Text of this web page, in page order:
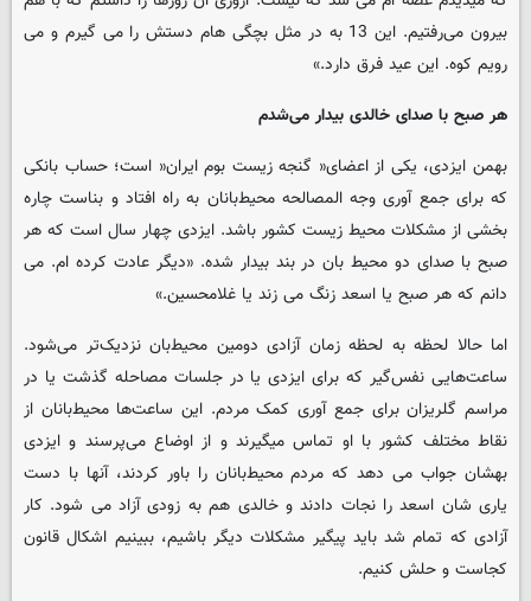
بیرون می‌رفتیم. این 13 به در مثل بچگی هام دستش را می گیرم و می
رویم کوه. این عید فرق دارد.»
هر صبح با صدای خالدی بیدار می‌شدم
بهمن ایزدی، یکی از اعضای« گنجه زیست بوم ایران‌« است؛ حساب بانکی
که برای جمع آوری وجه المصالحه محیط‌بانان به راه افتاد و بناست چاره
بخشی از مشکلات محیط زیست کشور باشد. ایزدی چهار سال است که هر
صبح با صدای دو محیط بان در بند بیدار شده. «دیگر عادت کرده ام. می
دانم که هر صبح یا اسعد زنگ می زند یا غلامحسین.»
اما حالا لحظه به لحظه زمان آزادی دومین محیط‌بان نزدیک‌تر می‌شود.
ساعت‌هایی نفس‌گیر که برای ایزدی یا در جلسات مصاحله گذشت یا در
مراسم گلریزان برای جمع آوری کمک مردم. این ساعت‌ها محیط‌بانان از
نقاط مختلف کشور با او تماس میگیرند و از اوضاع می‌پرسند و ایزدی
بهشان جواب می دهد که مردم محیط‌بانان را باور کردند، آنها با دست
یاری شان اسعد را نجات دادند و خالدی هم به زودی آزاد می شود. کار
آزادی که تمام شد باید پیگیر مشکلات دیگر باشیم، ببینیم اشکال قانون
کجاست و حلش کنیم.